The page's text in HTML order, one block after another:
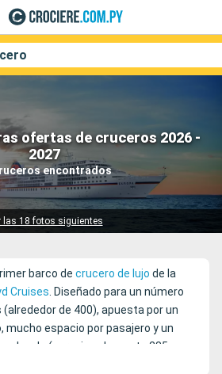
ofertas de cruceros 2026 -
2027
encontrados
las 18 fotos siguientes
barco de crucero de lujo de la
Cruises. Diseñado para un número
de 400), apuesta por un
espacio por pasajero y un
a bordo (aproximadamente 285